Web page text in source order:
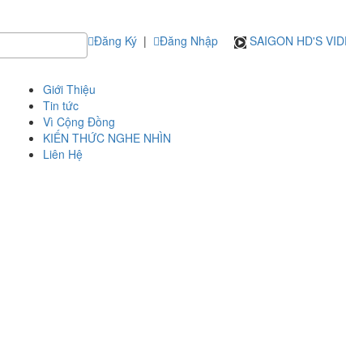
Đăng Ký | Đăng Nhập SAIGON HD'S
Giới Thiệu
Tin tức
Vì Cộng Đồng
KIẾN THỨC NGHE NHÌN
Liên Hệ